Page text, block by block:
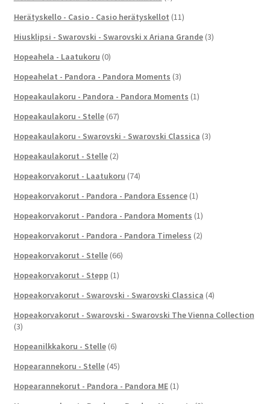
Herätyskello - Casio - Casio herätyskellot (11)
Hiusklipsi - Swarovski - Swarovski x Ariana Grande (3)
Hopeahela - Laatukoru (0)
Hopeahelat - Pandora - Pandora Moments (3)
Hopeakaulakoru - Pandora - Pandora Moments (1)
Hopeakaulakoru - Stelle (67)
Hopeakaulakoru - Swarovski - Swarovski Classica (3)
Hopeakaulakorut - Stelle (2)
Hopeakorvakorut - Laatukoru (74)
Hopeakorvakorut - Pandora - Pandora Essence (1)
Hopeakorvakorut - Pandora - Pandora Moments (1)
Hopeakorvakorut - Pandora - Pandora Timeless (2)
Hopeakorvakorut - Stelle (66)
Hopeakorvakorut - Stepp (1)
Hopeakorvakorut - Swarovski - Swarovski Classica (4)
Hopeakorvakorut - Swarovski - Swarovski The Vienna Collection
(3)
Hopeanilkkakoru - Stelle (6)
Hopearannekoru - Stelle (45)
Hopearannekorut - Pandora - Pandora ME (1)